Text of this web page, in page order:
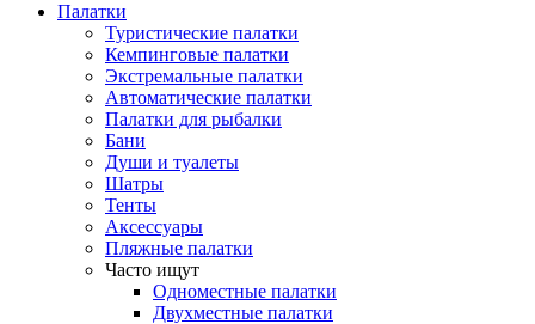
Палатки
Туристические палатки
Кемпинговые палатки
Экстремальные палатки
Автоматические палатки
Палатки для рыбалки
Бани
Души и туалеты
Шатры
Тенты
Аксессуары
Пляжные палатки
Часто ищут
Одноместные палатки
Двухместные палатки